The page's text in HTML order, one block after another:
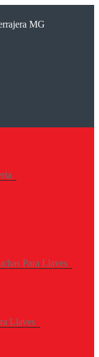
MG
Para Llaves
Llaves